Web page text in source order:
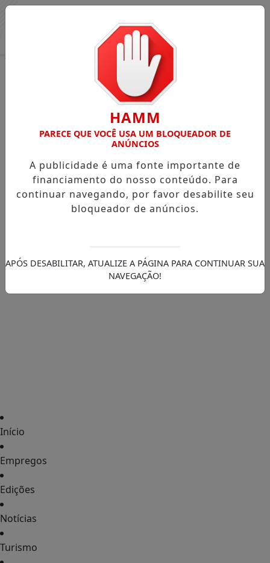
Entrar
Início
Empregos
Edições
Notícias
Turismo
HAMM
PARECE QUE VOCÊ USA UM BLOQUEADOR DE
ANÚNCIOS
A publicidade é uma fonte importante de
financiamento do nosso conteúdo. Para
continuar navegando, por favor desabilite seu
bloqueador de anúncios.
APÓS DESABILITAR, ATUALIZE A PÁGINA PARA CONTINUAR SUA
NAVEGAÇÃO!